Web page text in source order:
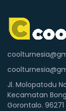
Jl. Molopatodu
Kecamatan
Gorontalo. 96271